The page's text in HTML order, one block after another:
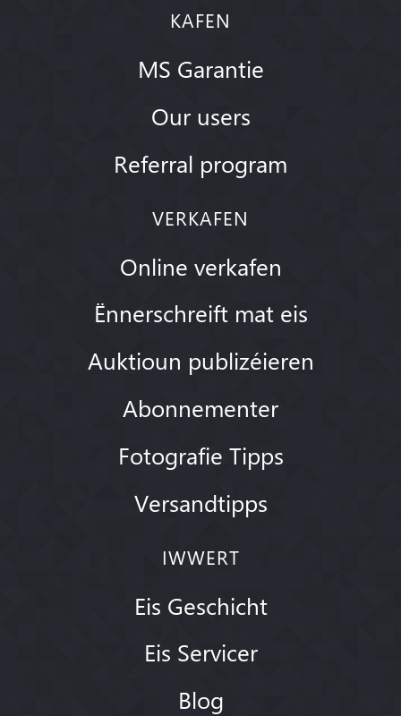
KAFEN
MS Garantie
Our users
Referral program
VERKAFEN
Online verkafen
Ënnerschreift mat eis
Auktioun publizéieren
Abonnementer
Fotografie Tipps
Versandtipps
IWWERT
Eis Geschicht
Eis Servicer
Blog